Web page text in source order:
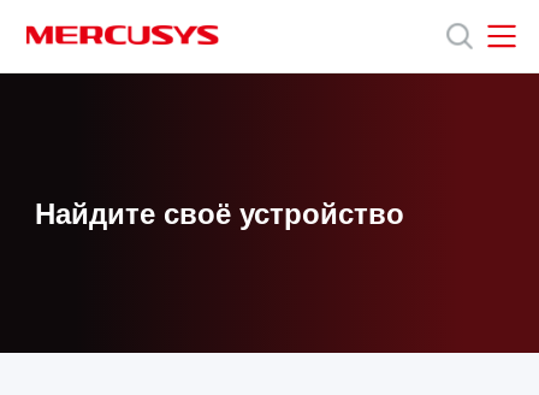
Найдите своё устройство